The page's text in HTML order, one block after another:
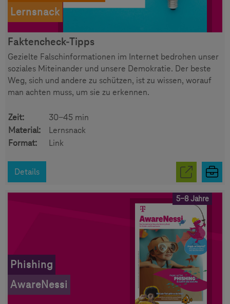
Lernsnack
Faktencheck-Tipps
Gezielte Falschinformationen im Internet bedrohen unser
soziales Miteinander und unsere Demokratie. Der beste
Weg, sich und andere zu schützen, ist zu wissen, worauf
man achten muss, um sie zu erkennen.
Zeit:
30-45 min
Material:
Lernsnack
Format:
Link
Details
5-8 Jahre
Phishing
AwareNessi